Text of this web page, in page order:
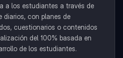
a los estudiantes a través de
diarios, con planes de
cuestionarios o contenidos
del 100% basada en
de los estudiantes.